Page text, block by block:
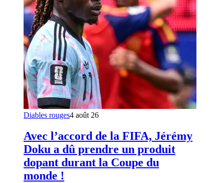
Diables rouges4 août 26
Avec l’accord de la FIFA, Jérémy
Doku a dû prendre un produit
dopant durant la Coupe du
monde !